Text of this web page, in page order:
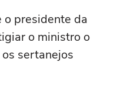
o presidente da
o ministro o
sertanejos